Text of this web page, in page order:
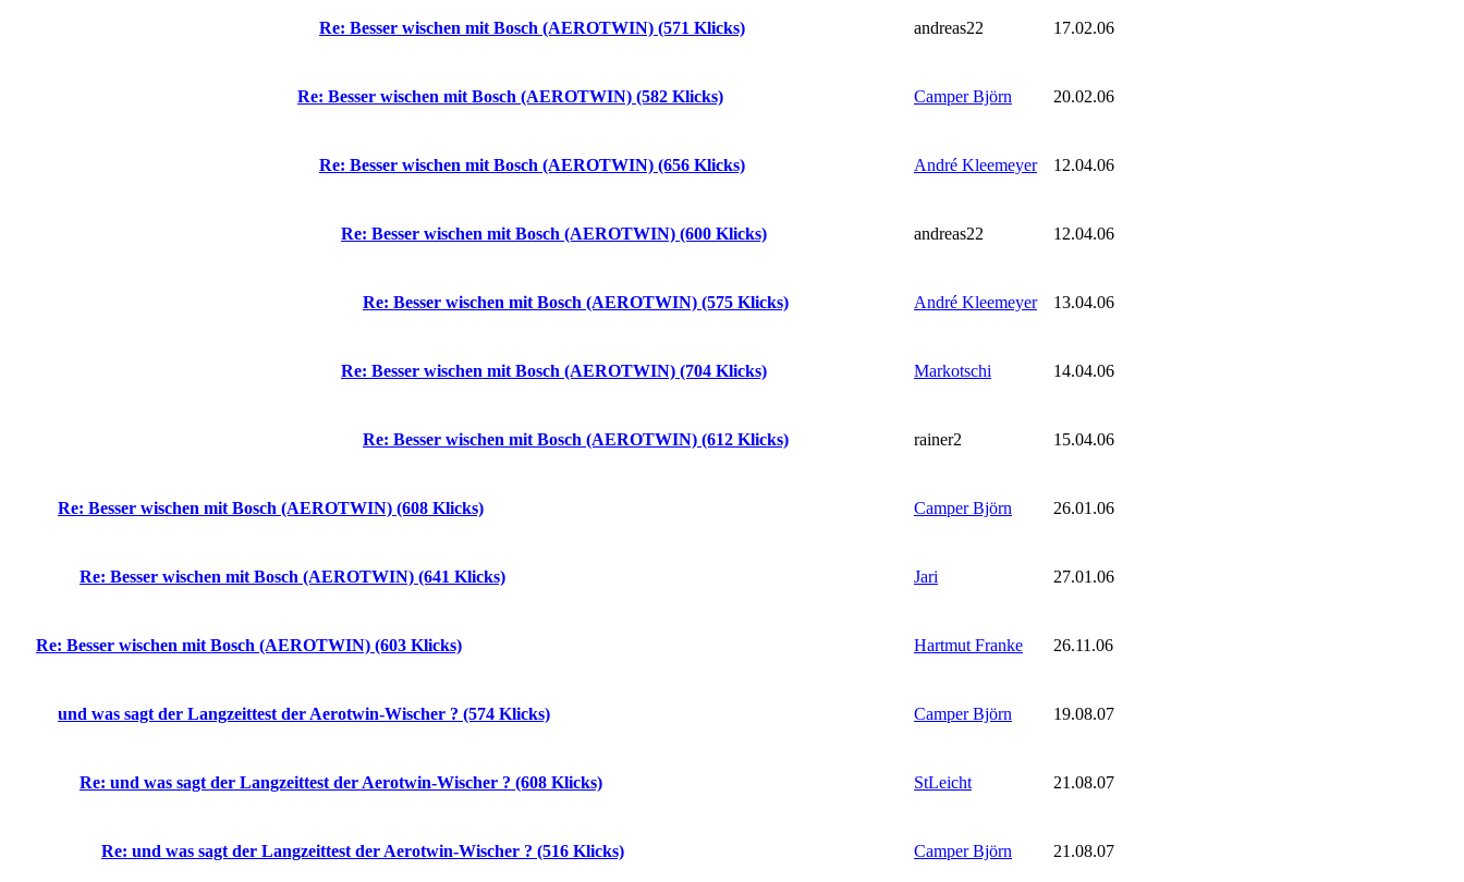
Re: Besser wischen mit Bosch (AEROTWIN) (571 Klicks) andreas22 17.02.06
Re: Besser wischen mit Bosch (AEROTWIN) (582 Klicks) Camper Björn 20.02.06
Re: Besser wischen mit Bosch (AEROTWIN) (656 Klicks) André Kleemeyer 12.04.06
Re: Besser wischen mit Bosch (AEROTWIN) (600 Klicks) andreas22 12.04.06
Re: Besser wischen mit Bosch (AEROTWIN) (575 Klicks) André Kleemeyer 13.04.06
Re: Besser wischen mit Bosch (AEROTWIN) (704 Klicks) Markotschi 14.04.06
Re: Besser wischen mit Bosch (AEROTWIN) (612 Klicks) rainer2 15.04.06
Re: Besser wischen mit Bosch (AEROTWIN) (608 Klicks) Camper Björn 26.01.06
Re: Besser wischen mit Bosch (AEROTWIN) (641 Klicks) Jari 27.01.06
Re: Besser wischen mit Bosch (AEROTWIN) (603 Klicks) Hartmut Franke 26.11.06
und was sagt der Langzeittest der Aerotwin-Wischer ? (574 Klicks) Camper Björn 19.08.07
Re: und was sagt der Langzeittest der Aerotwin-Wischer ? (608 Klicks) StLeicht 21.08.07
Re: und was sagt der Langzeittest der Aerotwin-Wischer ? (516 Klicks) Camper Björn 21.08.07